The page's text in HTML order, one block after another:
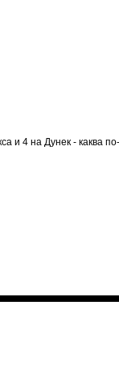
и 4 на Дунек - каква